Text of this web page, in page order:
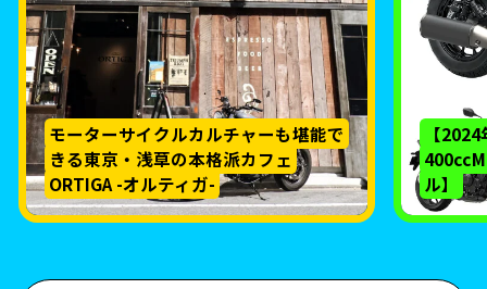
モーターサイクルカルチャーも堪能で
きる東京・浅草の本格派カフェ
ORTIGA -オルティガ-
【
ル】